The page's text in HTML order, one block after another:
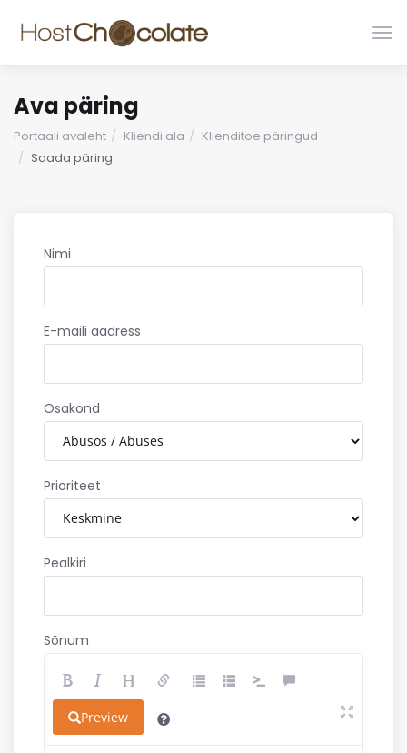
Ava päring
Portaali avaleht Kliendi ala
Klienditoe päringud
Saada päring
Nimi
E-maili aadress
Osakond
Prioriteet
Pealkiri
Sõnum
Preview